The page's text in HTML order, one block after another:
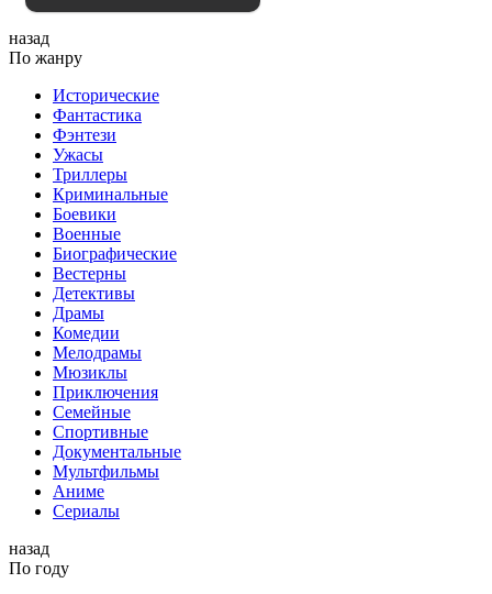
назад
По жанру
Исторические
Фантастика
Фэнтези
Ужасы
Триллеры
Криминальные
Боевики
Военные
Биографические
Вестерны
Детективы
Драмы
Комедии
Мелодрамы
Мюзиклы
Приключения
Семейные
Спортивные
Документальные
Мультфильмы
Аниме
Сериалы
назад
По году